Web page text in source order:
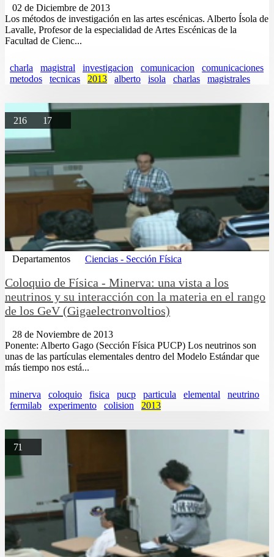
02 de Diciembre de 2013
Los métodos de investigación en las artes escénicas. Alberto Ísola de
Lavalle, Profesor de la especialidad de Artes Escénicas de la
Facultad de Cienc...
charla magistral investigacion comunicacion
comunicaciones
metodos
tecnicas 2013 alberto isola charlas magistrales
216 17
Departamentos Ciencias - Sección Física
Coloquio de Física - Minerva: una vista a los
neutrinos y su interacción con la materia en el rango
de los GeV (Gigaelectronvoltios)
28 de Noviembre de 2013
Ponente: Alberto Gago (Sección Física PUCP) Los neutrinos son
unas de las partículas elementales dentro del Modelo Estándar que
más tiempo nos está...
minerva coloquio fisica pucp particula elemental
neutrino
fermilab
experimento colision 2013
71